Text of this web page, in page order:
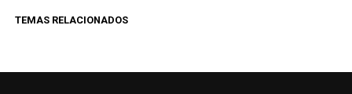
TEMAS RELACIONADOS